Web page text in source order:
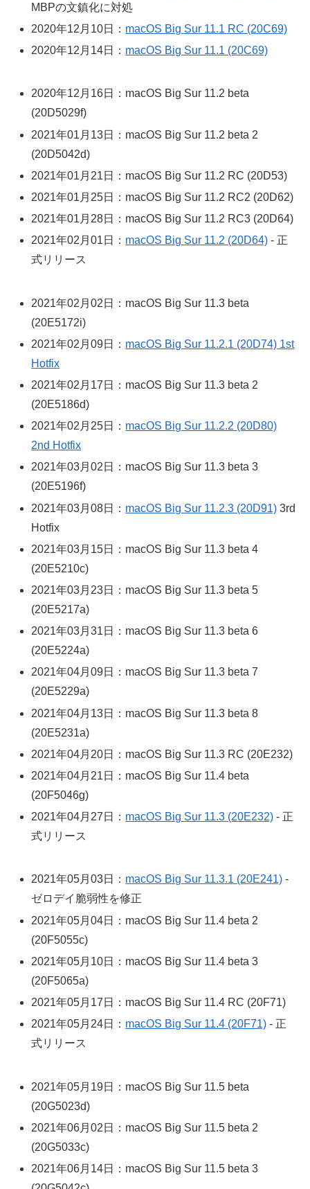
MBPの文鎮化に対処
2020年12月10日： macOS Big Sur 11.1 RC (20C69)
2020年12月14日： macOS Big Sur 11.1 (20C69)
2020年12月16日：macOS Big Sur 11.2 beta
(20D5029f)
2021年01月13日：macOS Big Sur 11.2 beta 2
(20D5042d)
2021年01月21日：macOS Big Sur 11.2 RC (20D53)
2021年01月25日：macOS Big Sur 11.2 RC2 (20D62)
2021年01月28日：macOS Big Sur 11.2 RC3 (20D64)
2021年02月01日： macOS Big Sur 11.2 (20D64) - 正
式リリース
2021年02月02日：macOS Big Sur 11.3 beta
(20E5172i)
2021年02月09日： macOS Big Sur 11.2.1 (20D74) 1st
Hotfix
2021年02月17日：macOS Big Sur 11.3 beta 2
(20E5186d)
2021年02月25日： macOS Big Sur 11.2.2 (20D80)
2nd Hotfix
2021年03月02日：macOS Big Sur 11.3 beta 3
(20E5196f)
2021年03月08日： macOS Big Sur 11.2.3 (20D91) 3rd
Hotfix
2021年03月15日：macOS Big Sur 11.3 beta 4
(20E5210c)
2021年03月23日：macOS Big Sur 11.3 beta 5
(20E5217a)
2021年03月31日：macOS Big Sur 11.3 beta 6
(20E5224a)
2021年04月09日：macOS Big Sur 11.3 beta 7
(20E5229a)
2021年04月13日：macOS Big Sur 11.3 beta 8
(20E5231a)
2021年04月20日：macOS Big Sur 11.3 RC (20E232)
2021年04月21日：macOS Big Sur 11.4 beta
(20F5046g)
2021年04月27日： macOS Big Sur 11.3 (20E232) - 正
式リリース
2021年05月03日： macOS Big Sur 11.3.1 (20E241) -
ゼロデイ脆弱性を修正
2021年05月04日：macOS Big Sur 11.4 beta 2
(20F5055c)
2021年05月10日：macOS Big Sur 11.4 beta 3
(20F5065a)
2021年05月17日：macOS Big Sur 11.4 RC (20F71)
2021年05月24日： macOS Big Sur 11.4 (20F71) - 正
式リリース
2021年05月19日：macOS Big Sur 11.5 beta
(20G5023d)
2021年06月02日：macOS Big Sur 11.5 beta 2
(20G5033c)
2021年06月14日：macOS Big Sur 11.5 beta 3